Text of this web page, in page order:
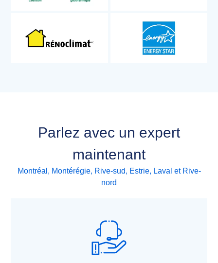
Parlez avec un expert
maintenant
Montréal, Montérégie, Rive-sud, Estrie, Laval et Rive-
nord